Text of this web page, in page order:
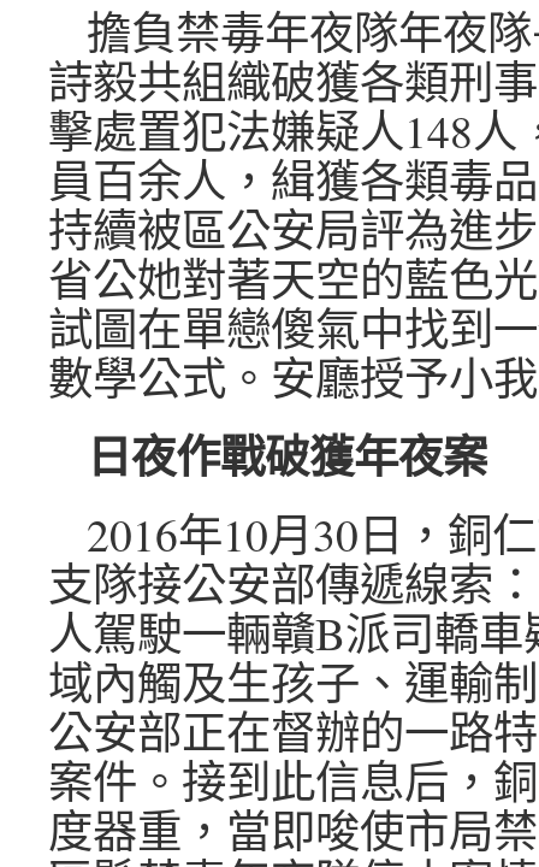
擔負禁毒年夜隊年夜
詩毅共組織破獲各類刑
擊處置犯法嫌疑人148人
員百余人，緝獲各類毒
持續被區公安局評為進
省公她對著天空的藍色
試圖在單戀傻氣中找到
數學公式。安廳授予小
日夜作戰破獲年夜案
2016年10月30日，銅
支隊接公安部傳遞線索
人駕駛一輛贛B派司轎
域內觸及生孩子、運輸
公安部正在督辦的一路
案件。接到此信息后，
度器重，當即唆使市局